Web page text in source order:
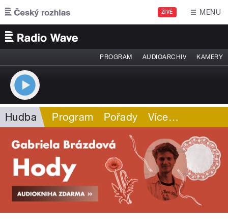
Přejít k hlavnímu obsahu
ŽIVĚ MENU
PROGRAM AUDIOARCHIV KAMERY
Hudba Program Pořady Více…